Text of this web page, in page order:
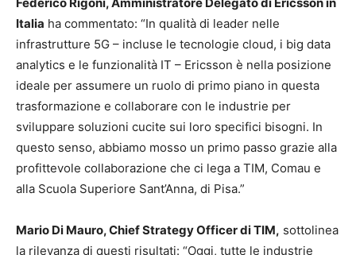
Italia ha commentato: “In qualità di leader nelle
infrastrutture 5G – incluse le tecnologie cloud, i big data
analytics e le funzionalità IT – Ericsson è nella posizione
ideale per assumere un ruolo di primo piano in questa
trasformazione e collaborare con le industrie per
sviluppare soluzioni cucite sui loro specifici bisogni. In
questo senso, abbiamo mosso un primo passo grazie alla
profittevole collaborazione che ci lega a TIM, Comau e
alla Scuola Superiore Sant’Anna, di Pisa.”
Mario Di Mauro, Chief Strategy Officer di TIM, sottolinea
la rilevanza di questi risultati: “Oggi, tutte le industrie